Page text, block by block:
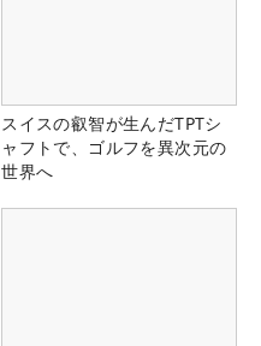
スイスの叡智が生んだTPTシ
ャフトで、ゴルフを異次元の
世界へ